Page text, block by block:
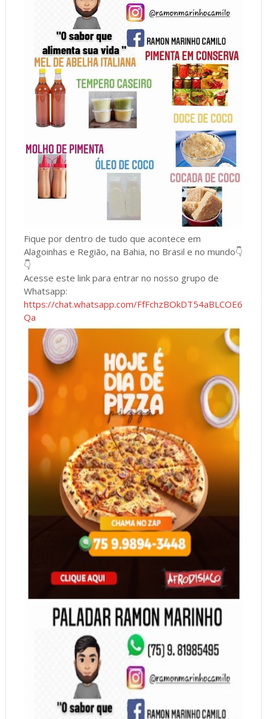
Fique por dentro de tudo que acontece em
Alagoinhas e Região, na Bahia, no Brasil e no mundo👇
👇
Acesse este link para entrar no nosso grupo de
Whatsapp:
https://chat.whatsapp.com/FfFchzBOkDT54aBLCOE6
Qa